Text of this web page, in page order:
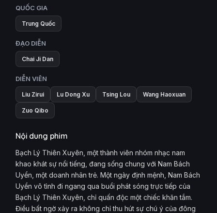
QUỐC GIA
Trung Quốc
ĐẠO DIỄN
Chai Ji Dan
DIỄN VIÊN
Liu Zirui Lu Dong Xu Tsing Lou Wang Haoxuan
Zuo Qibo
Nội dung phim
Bạch Lý Thiên Xuyên, một thành viên nhóm nhạc nam
khao khát sự nổi tiếng, đang sống chung với Nam Bách
Uyển, một doanh nhân trẻ. Một ngày định mệnh, Nam Bách
Uyển vô tình đi ngang qua buổi phát sóng trực tiếp của
Bạch Lý Thiên Xuyên, chỉ quấn độc một chiếc khăn tắm.
Điều bất ngờ xảy ra không chỉ thu hút sự chú ý của đông